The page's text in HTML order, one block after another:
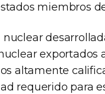
miembros
exportados
altamente
requerido para